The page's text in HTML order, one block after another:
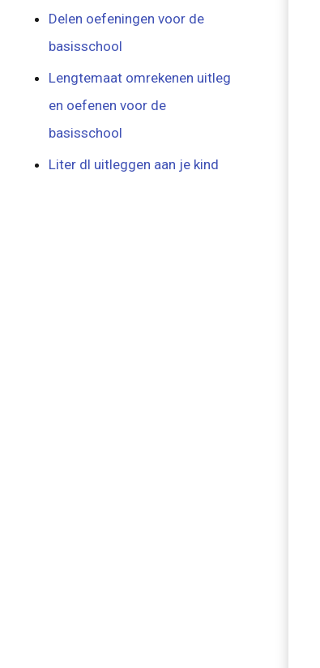
Delen oefeningen voor de
basisschool
Lengtemaat omrekenen uitleg
en oefenen voor de
basisschool
Liter dl uitleggen aan je kind